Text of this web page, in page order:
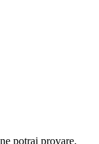
potrai provare,